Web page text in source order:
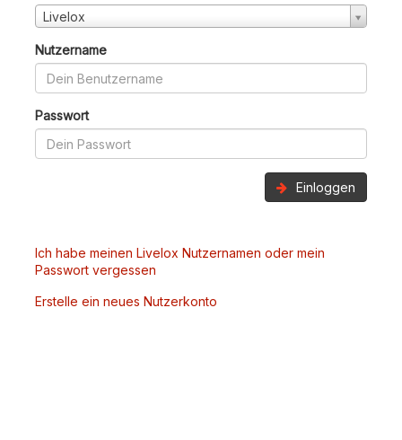
Livelox
Nutzername
Passwort
Einloggen
Ich habe meinen Livelox Nutzernamen oder mein
Passwort vergessen
Erstelle ein neues Nutzerkonto